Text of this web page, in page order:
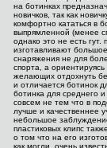
на ботинках
новичков, так как
комфортно кататься в
выпрямленной (менее
однако это не есть гут.
изготавливают
снаряжения не для
спорта, а
желающих отдохнуть
и отличается ботинок
ботинка для среднего
совсем не тем что в
лучше и качественнее
небольшое
пластиковых клипс
о том что на его
как могли. очень